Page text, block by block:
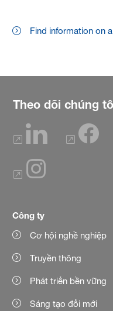
Find information on
Theo dõi chúng
Công ty
Cơ hội nghề nghiệp
Truyền thông
Phát triển bền vững
Sáng tạo đổi mới